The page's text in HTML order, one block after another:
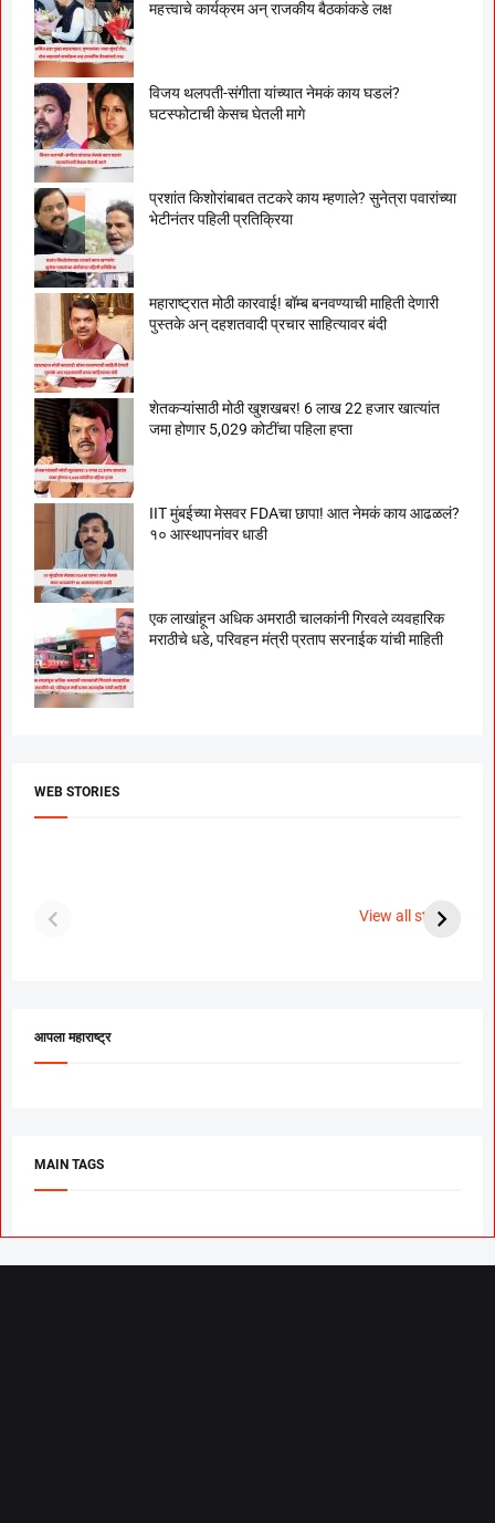
महत्त्वाचे कार्यक्रम अन् राजकीय बैठकांकडे लक्ष
विजय थलपती-संगीता यांच्यात नेमकं काय घडलं?
घटस्फोटाची केसच घेतली मागे
प्रशांत किशोरांबाबत तटकरे काय म्हणाले? सुनेत्रा पवारांच्या
भेटीनंतर पहिली प्रतिक्रिया
महाराष्ट्रात मोठी कारवाई! बॉम्ब बनवण्याची माहिती देणारी
पुस्तके अन् दहशतवादी प्रचार साहित्यावर बंदी
शेतकऱ्यांसाठी मोठी खुशखबर! 6 लाख 22 हजार खात्यांत
जमा होणार 5,029 कोटींचा पहिला हप्ता
IIT मुंबईच्या मेसवर FDAचा छापा! आत नेमकं काय आढळलं?
१० आस्थापनांवर धाडी
एक लाखांहून अधिक अमराठी चालकांनी गिरवले व्यवहारिक
मराठीचे धडे, परिवहन मंत्री प्रताप सरनाईक यांची माहिती
WEB STORIES
View all stories
पूजा सावंत ने गुपचूप
आपला महाराष्ट्र
MAIN TAGS